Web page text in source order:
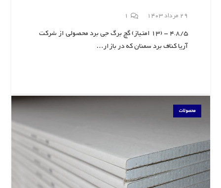
29 مرداد 1403 1
4.8/5 - (13 امتیاز) گچ برگ جی برد محصولی از شرکت
آریا کناف برد سمنان که در بازار…
محصولات